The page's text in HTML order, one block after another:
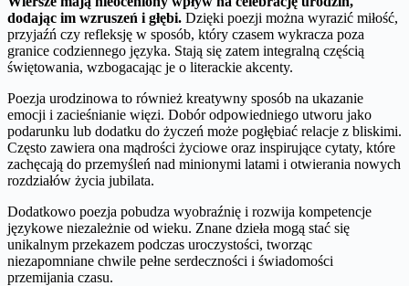
dodając im wzruszeń i głębi. Dzięki poezji można wyrazić miłość,
przyjaźń czy refleksję w sposób, który czasem wykracza poza
granice codziennego języka. Stają się zatem integralną częścią
świętowania, wzbogacając je o literackie akcenty.
Poezja urodzinowa to również kreatywny sposób na ukazanie
emocji i zacieśnianie więzi. Dobór odpowiedniego utworu jako
podarunku lub dodatku do życzeń może pogłębiać relacje z bliskimi.
Często zawiera ona mądrości życiowe oraz inspirujące cytaty, które
zachęcają do przemyśleń nad minionymi latami i otwierania nowych
rozdziałów życia jubilata.
Dodatkowo poezja pobudza wyobraźnię i rozwija kompetencje
językowe niezależnie od wieku. Znane dzieła mogą stać się
unikalnym przekazem podczas uroczystości, tworząc
niezapomniane chwile pełne serdeczności i świadomości
przemijania czasu.